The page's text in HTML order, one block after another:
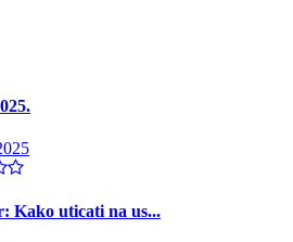
Kako uticati na us...